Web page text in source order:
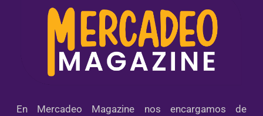
En Mercadeo Magazine nos encargamos de